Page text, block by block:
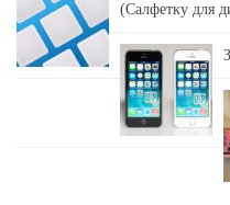
(Салфетку для